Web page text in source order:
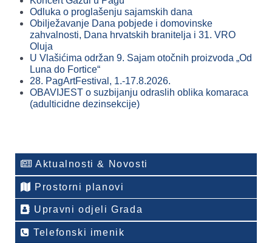
Odluka o proglašenju sajamskih dana
Obilježavanje Dana pobjede i domovinske
zahvalnosti, Dana hrvatskih branitelja i 31. VRO
Oluja
U Vlašićima održan 9. Sajam otočnih proizvoda „Od
Luna do Fortice“
28. PagArtFestival, 1.-17.8.2026.
OBAVIJEST o suzbijanju odraslih oblika komaraca
(adulticidne dezinsekcije)
Aktualnosti & Novosti
Prostorni planovi
Upravni odjeli Grada
Telefonski imenik